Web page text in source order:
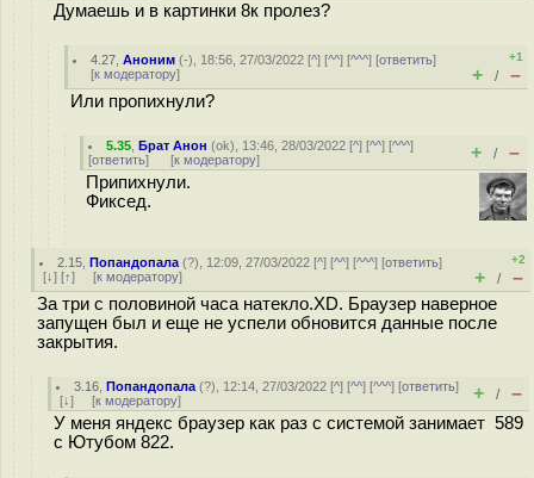
Думаешь и в картинки 8к пролез?
4.27 ,Аноним (-), 18:56, 27/03/2022 [^] [^^] [^^^] [ответить]
[к модератору]
+1
+ / –
Или пропихнули?
5.35 ,Брат Анон (ok), 13:46, 28/03/2022 [^] [^^] [^^^]
[ответить] [к модератору] + / –
Припихнули.
Фиксед.
2.15 ,Попандопала (?), 12:09, 27/03/2022 [^] [^^] [^^^] [ответить]
[↓] [↑] [к модератору]
+2
+ / –
За три с половиной часа натекло.XD. Браузер наверное
запущен был и еще не успели обновится данные после
закрытия.
3.16 ,Попандопала (?), 12:14, 27/03/2022 [^] [^^] [^^^] [ответить]
[↓] [к модератору] + / –
У меня яндекс браузер как раз с системой занимает 589
с Ютубом 822.